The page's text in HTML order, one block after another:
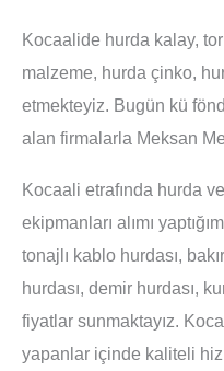
Kocaalide hurda kalay,
malzeme, hurda çinko,
etmekteyiz. Bugün kü
alan firmalarla Meksan
Kocaali etrafında hurda
ekipmanları alımı
tonajlı kablo hurdası,
hurdası, demir hurdası,
fiyatlar sunmaktayız.
yapanlar içinde kaliteli